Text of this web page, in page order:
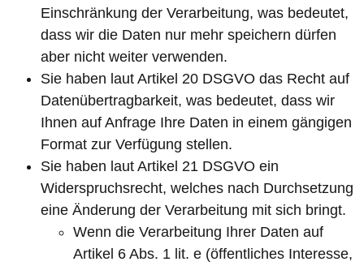
Einschränkung der Verarbeitung, was bedeutet,
dass wir die Daten nur mehr speichern dürfen
aber nicht weiter verwenden.
Sie haben laut Artikel 20 DSGVO das Recht auf
Datenübertragbarkeit, was bedeutet, dass wir
Ihnen auf Anfrage Ihre Daten in einem gängigen
Format zur Verfügung stellen.
Sie haben laut Artikel 21 DSGVO ein
Widerspruchsrecht, welches nach Durchsetzung
eine Änderung der Verarbeitung mit sich bringt.
Wenn die Verarbeitung Ihrer Daten auf
Artikel 6 Abs. 1 lit. e (öffentliches Interesse,